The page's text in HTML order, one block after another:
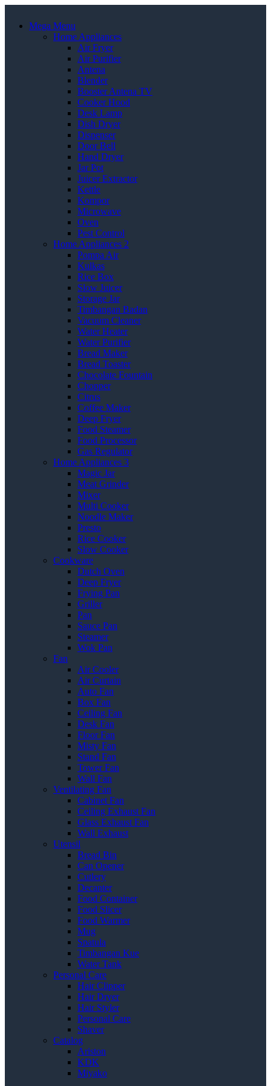
Mega Menu
Home Appliances
Air Fryer
Air Purifier
Antena
Blender
Booster Antena TV
Cooker Hood
Desk Lamp
Dish Dryer
Dispenser
Door Bell
Hand Dryer
Jar Pot
Juicer Extractor
Kettle
Kompor
Microwave
Oven
Pest Control
Home Appliances 2
Pompa Air
Kulkas
Rice Box
Slow Juicer
Storage Jar
Timbangan Badan
Vacuum Cleaner
Water Heater
Water Purifier
Bread Maker
Bread Toaster
Chocolate Fountain
Chopper
Citrus
Coffee Maker
Deep Fryer
Food Steamer
Food Processor
Gas Regulator
Home Appliances 3
Magic Jar
Meat Grinder
Mixer
Multi Cooker
Noodle Maker
Presto
Rice Cooker
Slow Cooker
Cookware
Dutch Oven
Deep Fryer
Frying Pan
Griller
Pan
Sauce Pan
Steamer
Wok Pan
Fan
Air Cooler
Air Curtain
Auto Fan
Box Fan
Ceiling Fan
Desk Fan
Floor Fan
Misty Fan
Stand Fan
Tower Fan
Wall Fan
Ventilating Fan
Cabinet Fan
Ceiling Exhaust Fan
Glass Exhaust Fan
Wall Exhaust
Utensil
Bread Bin
Can Opener
Cutlery
Decanter
Food Container
Food Slicer
Food Warmer
Mug
Spatula
Timbangan Kue
Water Tank
Personal Care
Hair Clipper
Hair Dryer
Hair Styler
Personal Care
Shaver
Catalog
Ariston
KDK
Miyako